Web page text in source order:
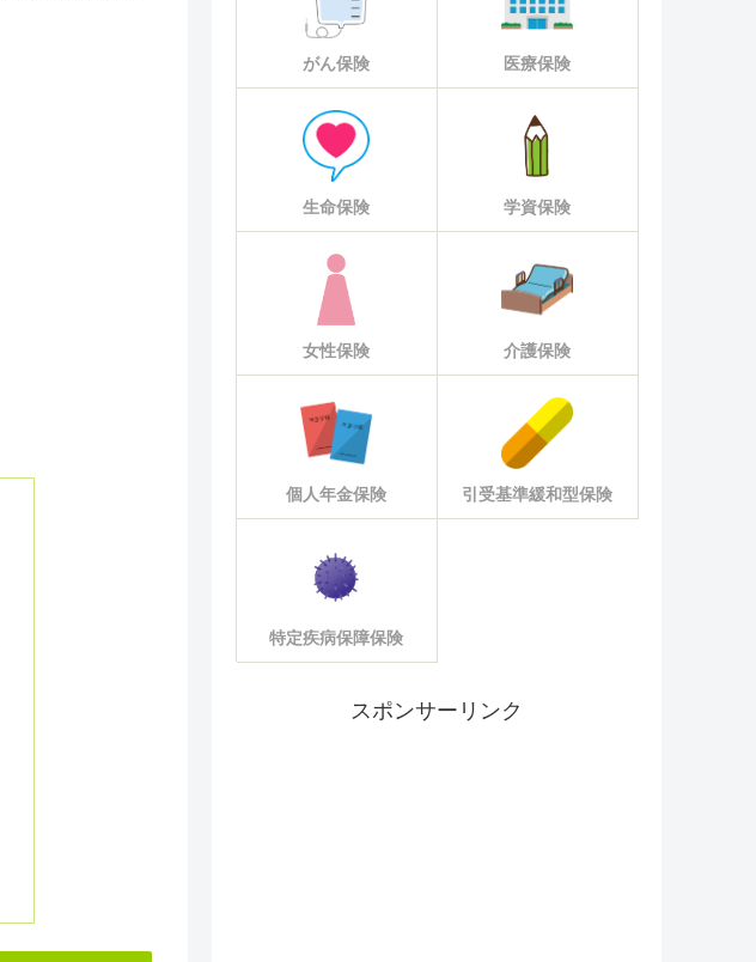
がん保険 医療保険
生命保険 学資保険
女性保険 介護保険
個人年金保険 引受基準緩和型保険
特定疾病保障保険
スポンサーリンク